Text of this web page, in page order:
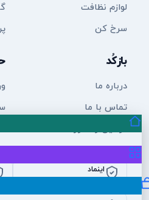
لوازم نظافت
سرخ کن
بازکُد
درباره ما
تماس با ما
اینماد